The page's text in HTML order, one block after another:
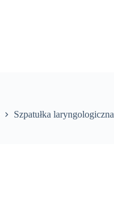
Szpatułka laryngologiczna